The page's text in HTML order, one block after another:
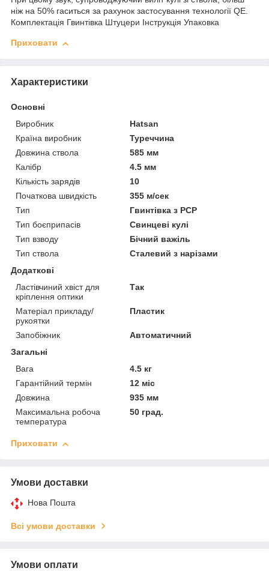
ніж на 50% гаситься за рахунок застосування технології QE.
Комплектація Гвинтівка Штуцери Інструкція Упаковка
Приховати
Характеристики
Основні
Виробник
Hatsan
Країна виробник
Туреччина
Довжина ствола
585 мм
Калібр
4.5 мм
Кількість зарядів
10
Початкова швидкість
355 м/сек
Тип
Гвинтівка з РСР
Тип боєприпасів
Свинцеві кулі
Тип взводу
Бічний важіль
Тип ствола
Сталевий з нарізами
Додаткові
Ластівчиний хвіст для
кріплення оптики
Так
Матеріал прикладу/
рукоятки
Пластик
Запобіжник
Автоматичний
Загальні
Вага
4.5 кг
Гарантійний термін
12 міс
Довжина
935 мм
Максимальна робоча
температура
50 град.
Приховати
Умови доставки
Нова Пошта
Всі умови доставки
Умови оплати